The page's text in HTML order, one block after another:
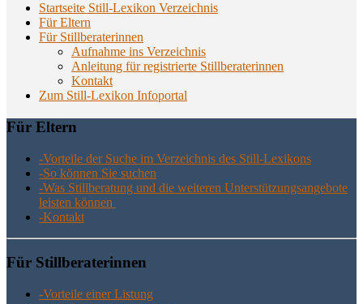
Startseite Still-Lexikon Verzeichnis
Für Eltern
Für Stillberaterinnen
Aufnahme ins Verzeichnis
Anlei­tung für regis­trier­te Stillberaterinnen
Kon­takt
Zum Still-Lexikon Infoportal
Für Eltern
-Vor­tei­le der Suche im Ver­zeich­nis des Still-Lexikons
-So kön­nen Sie suchen
-Was Still­be­ra­tung und die wei­te­ren Unter­stüt­zungs­an­ge­bo­te
leis­ten können
-Kon­takt
Für Still­be­ra­te­rin­nen
-Vor­tei­le einer Listung